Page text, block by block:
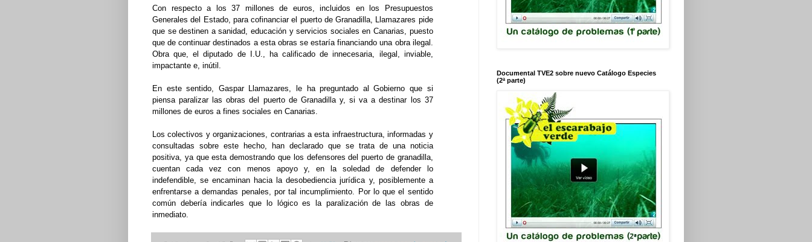
Con respecto a los 37 millones de euros, incluidos en los Presupuestos
Generales del Estado, para cofinanciar el puerto de Granadilla, Llamazares pide
que se destinen a sanidad, educación y servicios sociales en Canarias, puesto
que de continuar destinados a esta obras se estaría financiando una obra ilegal.
Obra que, el diputado de I.U., ha calificado de innecesaria, ilegal, inviable,
impactante e, inútil.
En este sentido, Gaspar Llamazares, le ha preguntado al Gobierno que si
piensa paralizar las obras del puerto de Granadilla y, si va a destinar los 37
millones de euros a fines sociales en Canarias.
Los colectivos y organizaciones, contrarias a esta infraestructura, informadas y
consultadas sobre este hecho, han declarado que se trata de una noticia
positiva, ya que esta demostrando que los defensores del puerto de granadilla,
cuentan cada vez con menos apoyo y, en la soledad de defender lo
indefendible, se encaminan hacia la desobediencia jurídica y, posiblemente a
enfrentarse a demandas penales, por tal incumplimiento. Por lo que el sentido
común debería indicarles que lo lógico es la paralización de las obras de
inmediato.
Documental TVE2 sobre nuevo Catálogo Especies
(2ª parte)